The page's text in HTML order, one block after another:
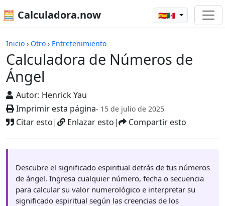
🧮 Calculadora.now 🇪🇸🇲🇽
Inicio › Otro › Entretenimiento
Calculadora de Números de
Ángel
Autor: Henrick Yau
Imprimir esta página- 15 de julio de 2025
Citar esto| Enlazar esto| Compartir esto
Calculadoras
Descubre el significado espiritual detrás de tus números
de ángel. Ingresa cualquier número, fecha o secuencia
para calcular su valor numerológico e interpretar su
significado espiritual según las creencias de los